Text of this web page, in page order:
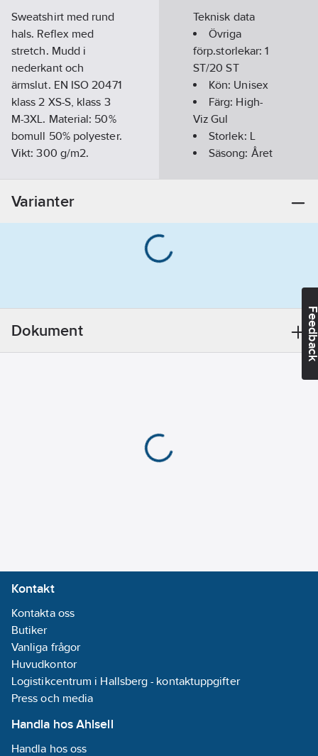
Sweatshirt med rund
hals. Reflex med
stretch. Mudd i
nederkant och
ärmslut. EN ISO 20471
klass 2 XS-S, klass 3
M-3XL. Material: 50%
bomull 50% polyester.
Vikt: 300 g/m2.
artikelnr:
1000726712010
Ean
Teknisk data
Övriga
förp.storlekar:1
ST/20 ST
Kön: Unisex
Färg: High-
Viz Gul
Storlek: L
Säsong: Året
(signalfärgad):
20471
Typ av
förslutning/stängning:
Varianter
Dokument
Kontakt
Kontakta oss
Butiker
Vanliga frågor
Huvudkontor
Logistikcentrum i Hallsberg - kontaktuppgifter
Press och media
Handla hos Ahlsell
Handla hos oss